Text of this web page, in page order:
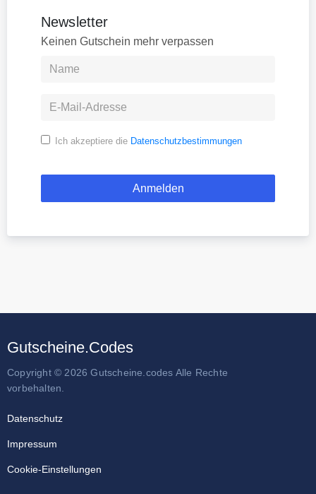
Newsletter
Keinen Gutschein mehr verpassen
Ich akzeptiere die Datenschutzbestimmungen
Gutscheine.Codes
Copyright © 2026 Gutscheine.codes Alle Rechte
vorbehalten.
Datenschutz
Impressum
Cookie-Einstellungen